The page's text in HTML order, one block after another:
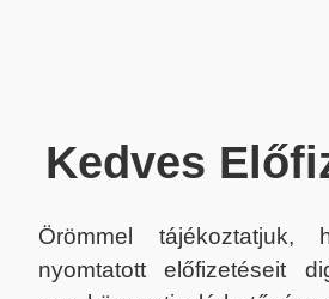
Kedves
Örömmel tájékoztatjuk,
nyomtatott előfizetéseit